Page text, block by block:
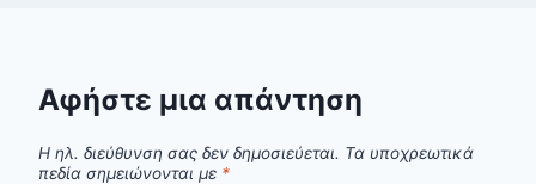
Αφήστε μια απάντηση
Η ηλ. διεύθυνση σας δεν δημοσιεύεται. Τα υποχρεωτικά
πεδία σημειώνονται με *